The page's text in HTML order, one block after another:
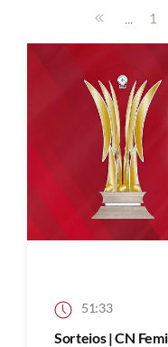
... 1
51:33
Sorteios | CN